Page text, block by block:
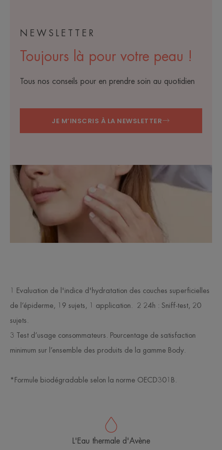
NEWSLETTER
Toujours là pour votre peau !
Tous nos conseils pour en prendre soin au quotidien
JE M’INSCRIS À LA NEWSLETTER
1 Evaluation de l'indice d'hydratation des couches superficielles
de l’épiderme, 19 sujets, 1 application. 2 24h : Sniff-test, 20
sujets.
3 Test d’usage consommateurs. Pourcentage de satisfaction
minimum sur l’ensemble des produits de la gamme Body.
*Formule biodégradable selon la norme OECD301B.
L'Eau thermale d'Avène